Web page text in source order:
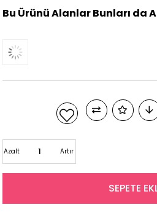
Bu Ürünü Alanlar Bunları da
Artır
Azalt